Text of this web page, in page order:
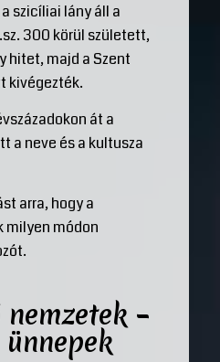
szicíliai lány áll a
300 körül született,
hitet, majd a Szent
kivégezték.
át a
a neve és a kultusza
arra, hogy a
milyen módon
–